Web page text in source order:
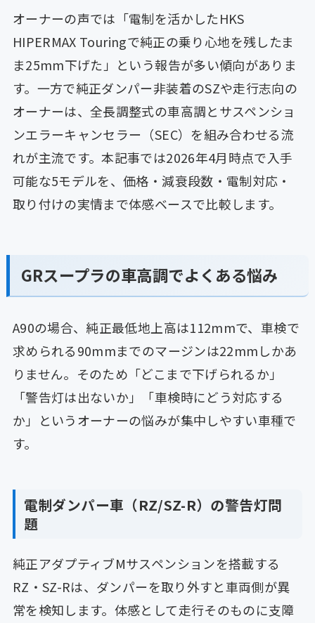
オーナーの声では「電制を活かしたHKS
HIPERMAX Touringで純正の乗り心地を残したま
ま25mm下げた」という報告が多い傾向がありま
す。一方で純正ダンパー非装着のSZや走行志向の
オーナーは、全長調整式の車高調とサスペンショ
ンエラーキャンセラー（SEC）を組み合わせる流
れが主流です。本記事では2026年4月時点で入手
可能な5モデルを、価格・減衰段数・電制対応・
取り付けの実情まで体感ベースで比較します。
GRスープラの車高調でよくある悩み
A90の場合、純正最低地上高は112mmで、車検で
求められる90mmまでのマージンは22mmしかあ
りません。そのため「どこまで下げられるか」
「警告灯は出ないか」「車検時にどう対応する
か」というオーナーの悩みが集中しやすい車種で
す。
電制ダンパー車（RZ/SZ-R）の警告灯問
題
純正アダプティブMサスペンションを搭載する
RZ・SZ-Rは、ダンパーを取り外すと車両側が異
常を検知します。体感として走行そのものに支障